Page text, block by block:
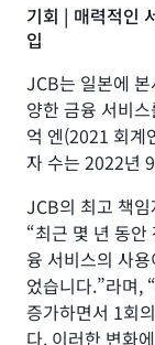
기회 | 매력적인
입
JCB는 일본에
양한 금융 서비
억 엔(2021 회계
자 수는 2022년
JCB의 최고 책
“최근 몇 년 동
융 서비스의 사
었습니다.”라며,
증가하면서 1회
다. 이러한 변화